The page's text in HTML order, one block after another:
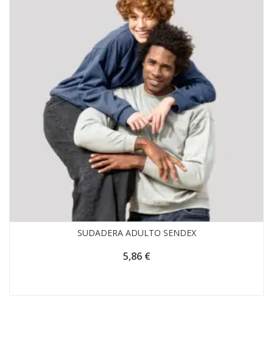
SUDADERA ADULTO SENDEX
5,86 €